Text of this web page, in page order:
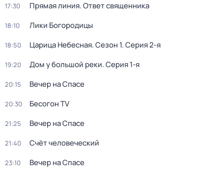
17:30 Прямая линия. Ответ священника
18:10 Лики Богородицы
18:50 Царица Небесная. Сезон 1. Серия 2-я
19:20 Дом у большой реки. Серия 1-я
20:15 Вечер на Спасе
20:30 Бесогон TV
21:25 Вечер на Спасе
21:40 Счёт человеческий
23:10 Вечер на Спасе